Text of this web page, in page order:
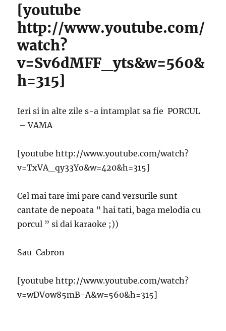
[youtube
http://www.youtube.com/
watch?
v=Sv6dMFF_yts&w=560&
h=315]
Ieri si in alte zile s-a intamplat sa fie PORCUL
– VAMA
[youtube http://www.youtube.com/watch?
v=TxVA_qy33Yo&w=420&h=315]
Cel mai tare imi pare cand versurile sunt
cantate de nepoata ” hai tati, baga melodia cu
porcul ” si dai karaoke ;))
Sau Cabron
[youtube http://www.youtube.com/watch?
v=wDVow85mB-A&w=560&h=315]